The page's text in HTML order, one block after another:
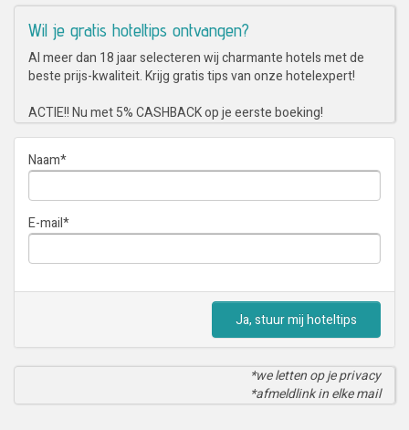
Wil je gratis hoteltips ontvangen?
Al meer dan 18 jaar selecteren wij charmante hotels met de
beste prijs-kwaliteit. Krijg gratis tips van onze hotelexpert!
ACTIE!! Nu met 5% CASHBACK op je eerste boeking!
Naam*
E-mail*
Ja, stuur mij hoteltips
*we letten op je privacy
*afmeldlink in elke mail